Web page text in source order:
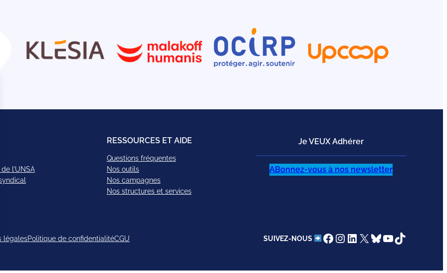
l’UNSA
RESSOURCES ET AIDE
Questions fréquentes
Nos outils
Nos campagnes
Nos structures et services
Je VEUX Adhérer
ABonnez-vous à nos newsletter
légalesPolitique de confidentialitéCGU SUIVEZ-NOUS Facebook
Instagram
LinkedIn
X Bluesky
YouTube
TikTok